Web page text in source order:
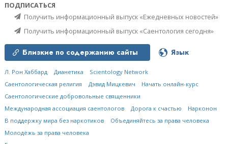
ПОДПИСАТЬСЯ
Получить информационный выпуск «Ежедневных новостей»
Получить информационный выпуск «Саентология сегодня»
Близкие по содержанию сайты Язык
Л. Рон Хаббард Дианетика
Scientology Network
Саентологическая религия
Дэвид Мицкевич
Начать онлайн-курс
Саентологические добровольные священники
Международная ассоциация саентологов
Дорога к счастью
Нарконон
В поддержку мира без наркотиков
Объединяйтесь за права человека
Молодёжь за права человека